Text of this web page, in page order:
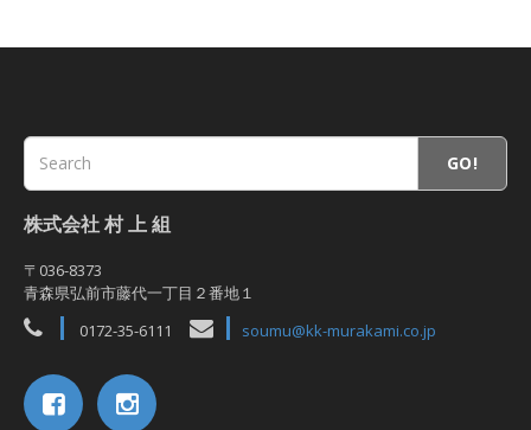
GO!
株式会社 村 上 組
〒036-8373
青森県弘前市藤代一丁目２番地１
0172-35-6111
soumu@kk-murakami.co.jp